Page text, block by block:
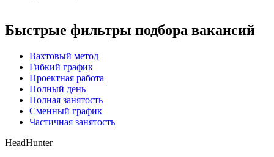
Быстрые фильтры подбора вакансий
Вахтовый метод
Гибкий график
Проектная работа
Полный день
Полная занятость
Сменный график
Частичная занятость
HeadHunter